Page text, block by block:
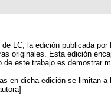
LC, la edición publicada
originales. Esta edición
este trabajo es demostrar
en dicha edición se limitan